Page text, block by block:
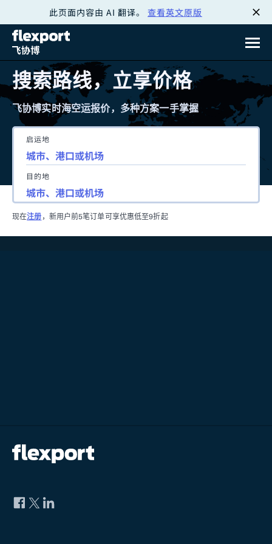
此页面内容由 AI 翻译。 查看英文原版
搜索路线，立享价格
飞协博实时海空运报价，多种方案一手掌握
启运地
目的地
现在注册 ，新用户前5笔订单可享优惠低至9折起